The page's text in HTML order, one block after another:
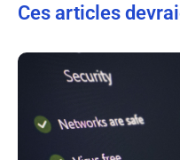
Ces articles